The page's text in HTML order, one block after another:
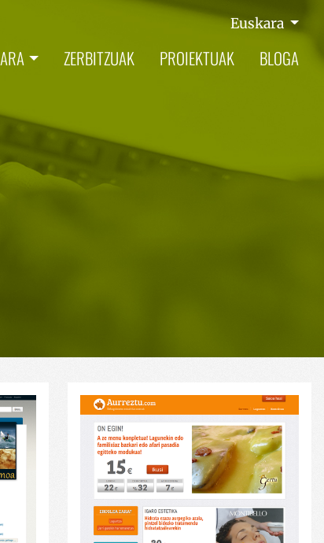
Euskara
ZERBITZUAK PROIEKTUAK BLOGA